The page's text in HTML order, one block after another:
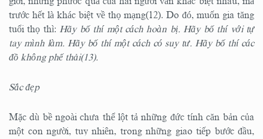
trước hết là khác biệt về thọ mạng(12). Do đó, muốn gia tăng
tuổi thọ thì: Hãy bố thí một cách hoàn bị. Hãy bố thí với tự
tay mình làm. Hãy bố thí một cách có suy tư. Hãy bố thí các
đồ không phế thải(13).
Sắc đẹp
Mặc dù bề ngoài chưa thể lột tả những đức tính căn bản của
một con người, tuy nhiên, trong những giao tiếp bước đầu,